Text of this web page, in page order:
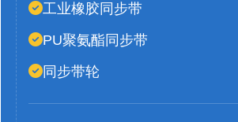
工业橡胶同步带
PU聚氨酯同步带
同步带轮